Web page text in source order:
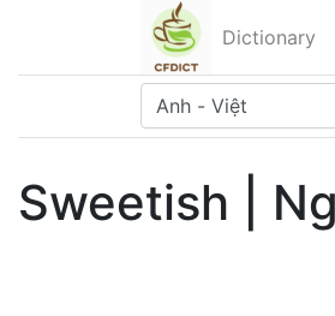
Dictionary
Sweetish |